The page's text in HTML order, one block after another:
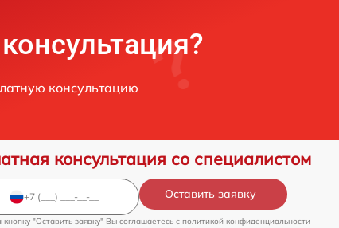
консультацию
консультация со специалистом
Оставить заявку
"Оставить заявку" Вы соглашаетесь c политикой конфиденциальности